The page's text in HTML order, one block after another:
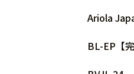
Ariola
BL-EP【